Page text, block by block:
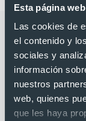
Esta página
Las cookies de
el contenido y
sociales y
información
nuestros
web, quienes
que les haya
de tejido